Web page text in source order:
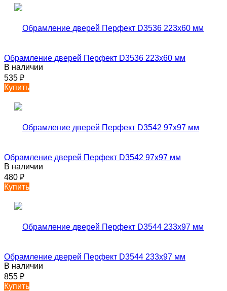
Обрамление дверей Перфект D3536 223х60 мм
В наличии
535 ₽
Купить
Обрамление дверей Перфект D3542 97х97 мм
В наличии
480 ₽
Купить
Обрамление дверей Перфект D3544 233х97 мм
В наличии
855 ₽
Купить